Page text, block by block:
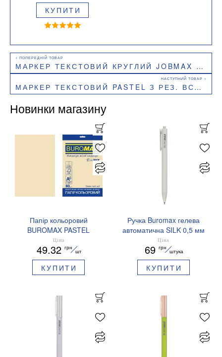
КУПИТИ
МАРКЕР ТЕКСТОВИЙ КРУГЛИЙ JOBMAX BUROMAX BM.8903
МАРКЕР ТЕКСТОВИЙ PASTEL З РЕЗ. ВСТАВКАМИ BUROMAX BM.8905
Новинки магазину
Папір кольоровий
BUROMAX PASTEL
EUROMAX 20 арк А4 80 г/
мс BM.2721220E-08
Ціна
49.32 грн
шт
КУПИТИ
Ручка Buromax гелева
автоматична SILK 0,5 мм
сині чорнила BM.83100
Ціна
69 грн
штука
КУПИТИ